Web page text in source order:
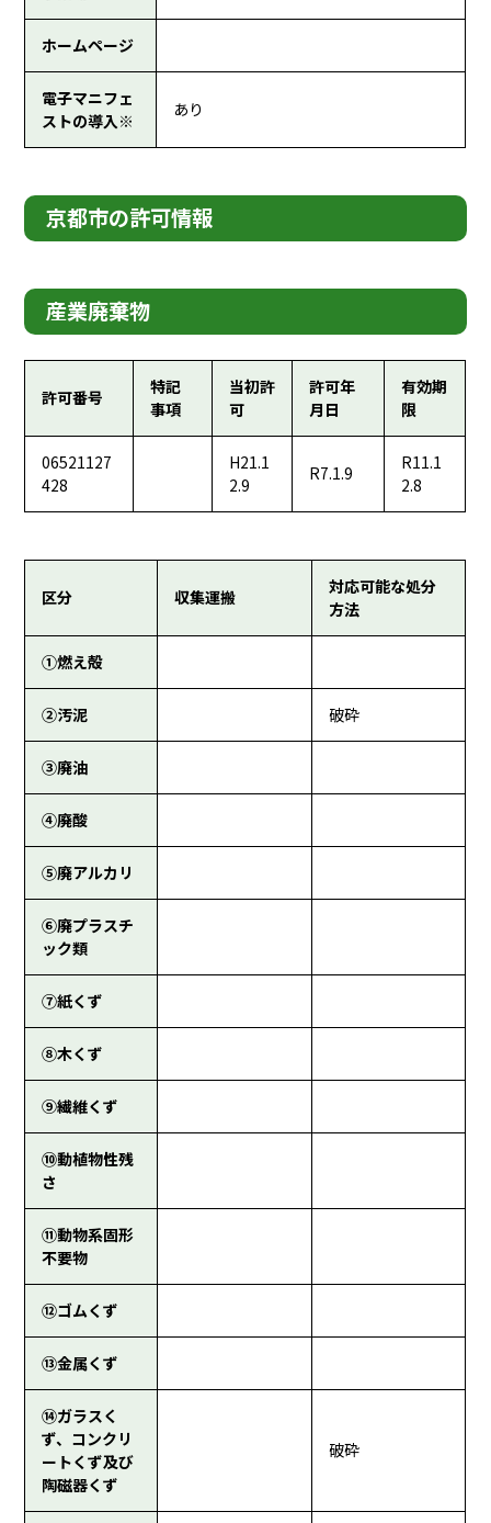
ホームページ
電子マニフェ
ストの導入※
あり
京都市の許可情報
産業廃棄物
許可番号
特記
事項
当初許
可
許可年
月日
有効期
限
06521127
428
H21.1
2.9
R7.1.9
R11.1
2.8
区分 収集運搬
対応可能な処分
方法
①燃え殻
②汚泥 破砕
③廃油
④廃酸
⑤廃アルカリ
⑥廃プラスチ
ック類
⑦紙くず
⑧木くず
⑨繊維くず
⑩動植物性残
さ
⑪動物系固形
不要物
⑫ゴムくず
⑬金属くず
⑭ガラスく
ず、コンクリ
ートくず及び
陶磁器くず
破砕